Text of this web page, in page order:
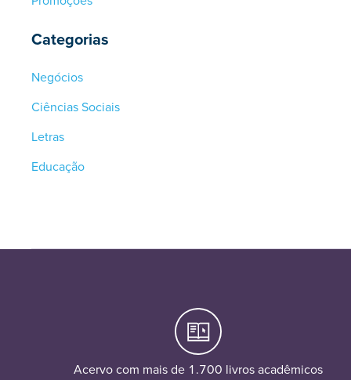
Categorias
Negócios
Ciências Sociais
Letras
Educação
Acervo com mais de 1.700 livros acadêmicos